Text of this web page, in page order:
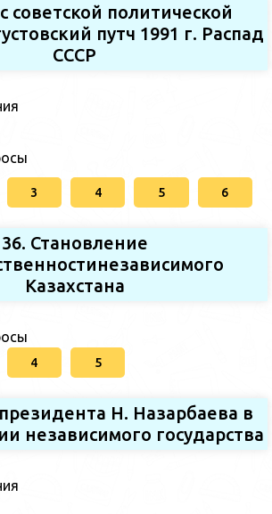
советской политической
путч 1991 г. Распад
СССР
3 4 5 6
36. Становление
Казахстана
4 5
Н. Назарбаева в
независимого государства